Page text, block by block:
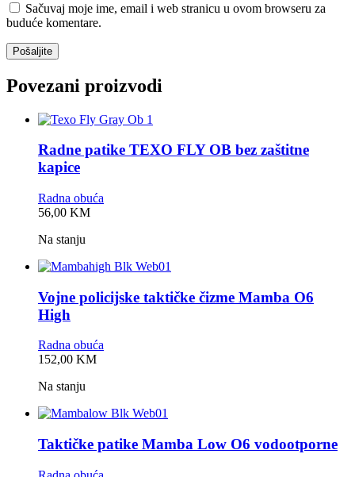
Sačuvaj moje ime, email i web stranicu u ovom browseru za
buduće komentare.
Povezani proizvodi
Radne patike TEXO FLY OB bez zaštitne
kapice
Radna obuća
0,0
56,00 KM
Na stanju
Vojne policijske taktičke čizme Mamba O6
High
Radna obuća
0,0
152,00 KM
Na stanju
Taktičke patike Mamba Low O6 vodootporne